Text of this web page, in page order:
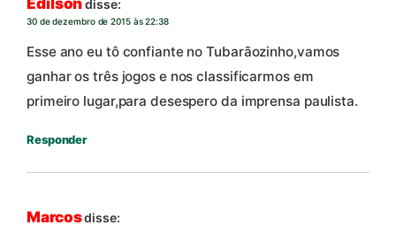
Edilsondisse:
30 de dezembro de 2015 às 22:38
Esse ano eu tô confiante no Tubarãozinho,vamos
ganhar os três jogos e nos classificarmos em
primeiro lugar,para desespero da imprensa paulista.
Responder
Marcosdisse: